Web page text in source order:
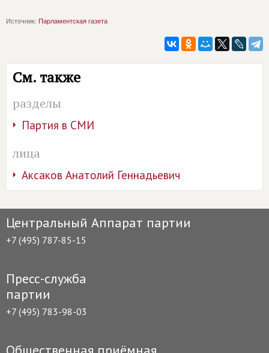
Источник: Парламентская газета
См. также
разделы
Партия в СМИ
лица
Аксаков Анатолий Геннадьевич
Центральный Аппарат партии
+7 (495) 787-85-15
Пресс-служба
партии
+7 (495) 783-98-03